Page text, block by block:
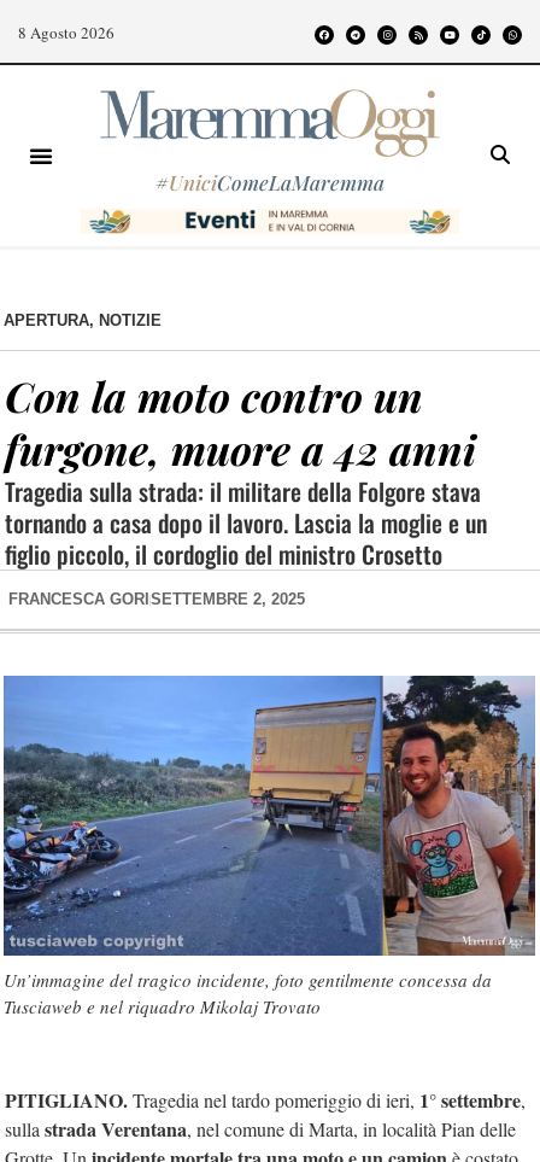
8 Agosto 2026
#UniciComeLaMaremma
APERTURA, NOTIZIE
Con la moto contro un
furgone, muore a 42 anni
Tragedia sulla strada: il militare della Folgore stava
tornando a casa dopo il lavoro. Lascia la moglie e un
figlio piccolo, il cordoglio del ministro Crosetto
FRANCESCA GORI SETTEMBRE 2, 2025
Un’immagine del tragico incidente, foto gentilmente concessa da
Tusciaweb e nel riquadro Mikolaj Trovato
PITIGLIANO.Tragedia nel tardo pomeriggio di ieri, 1° settembre,
sulla strada Verentana, nel comune di Marta, in località Pian delle